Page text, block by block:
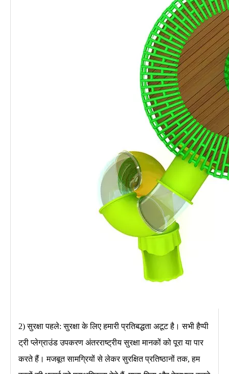
2) सुरक्षा पहले: सुरक्षा के लिए हमारी प्रतिबद्धता अटूट है। सभी हैप्पी
ट्री प्लेग्राउंड उपकरण अंतरराष्ट्रीय सुरक्षा मानकों को पूरा या पार
करते हैं। मजबूत सामग्रियों से लेकर सुरक्षित प्रतिष्ठानों तक, हम